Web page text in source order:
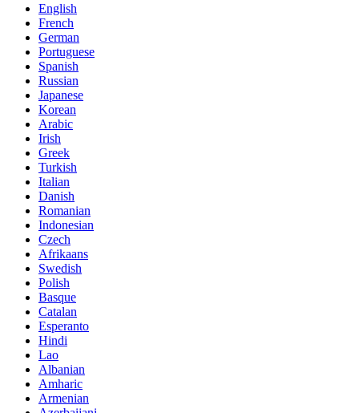
English
French
German
Portuguese
Spanish
Russian
Japanese
Korean
Arabic
Irish
Greek
Turkish
Italian
Danish
Romanian
Indonesian
Czech
Afrikaans
Swedish
Polish
Basque
Catalan
Esperanto
Hindi
Lao
Albanian
Amharic
Armenian